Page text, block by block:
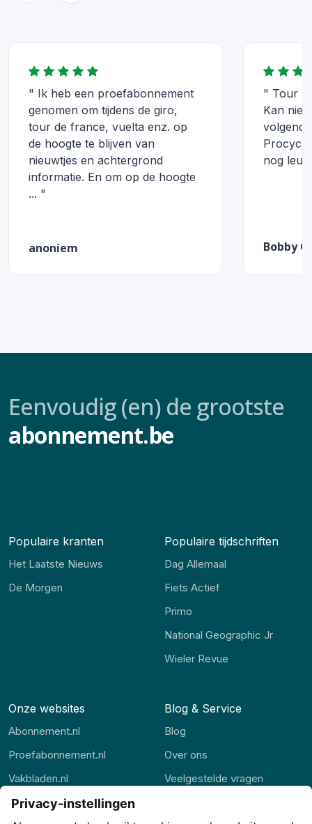
" Ik heb een proefabonnement
genomen om tijdens de giro,
tour de france, vuelta enz. op
de hoogte te blijven van
nieuwtjes en achtergrond
informatie. En om op de hoogte
... "
anoniem
" Tour
Kan niet
nog
Bobby
Eenvoudig (en) de grootste
abonnement.be
Populaire kranten
Het Laatste Nieuws
De Morgen
Populaire tijdschriften
Dag Allemaal
Fiets Actief
Primo
National Geographic Jr
Wieler Revue
Onze websites
Abonnement.nl
Proefabonnement.nl
Vakbladen.nl
Abonnement.be
Blog & Service
Blog
Over ons
Veelgestelde vragen